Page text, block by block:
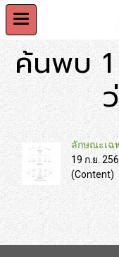
ค้นพบ 1
ลักษณะเฉ
19 ก.ย.
(Content)